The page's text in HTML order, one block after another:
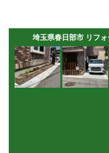
埼玉県春日部市 リフ